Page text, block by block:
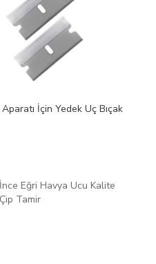
İçin Yedek Uç Bıçak